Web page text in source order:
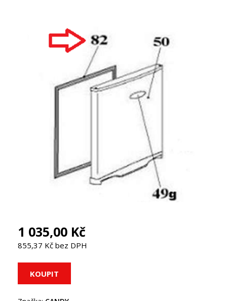
1 035,00 Kč
855,37 Kč bez DPH